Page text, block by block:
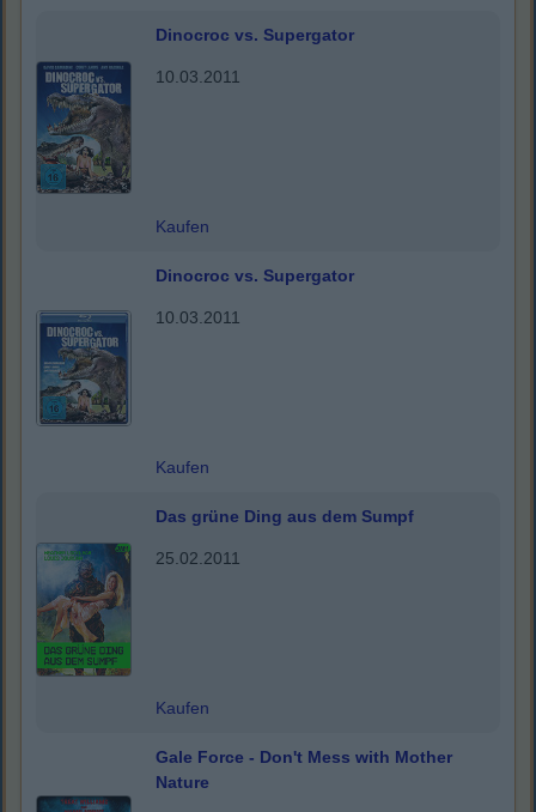
Dinocroc vs. Supergator
10.03.2011
Kaufen
Dinocroc vs. Supergator
10.03.2011
Kaufen
Das grüne Ding aus dem Sumpf
25.02.2011
Kaufen
Gale Force - Don't Mess with Mother
Nature